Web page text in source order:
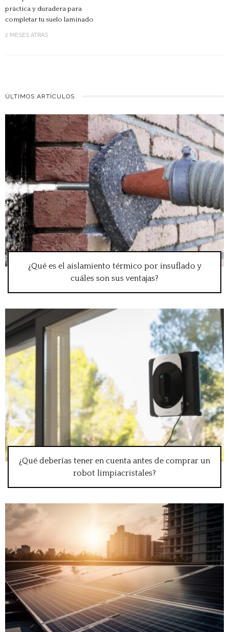
práctica y duradera para
completar tu suelo laminado
2 MESES ATRÁS
ÚLTIMOS ARTÍCULOS
¿Qué es el aislamiento térmico por insuflado y
cuáles son sus ventajas?
¿Qué deberías tener en cuenta antes de comprar un
robot limpiacristales?